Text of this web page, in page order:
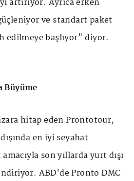
artırıyor. Ayrıca erken
ve standart paket
edilmeye başlıyor" diyor.
Büyüme
hitap eden Prontotour,
en iyi seyahat
son yıllarda yurt dışı
ABD'de Pronto DMC